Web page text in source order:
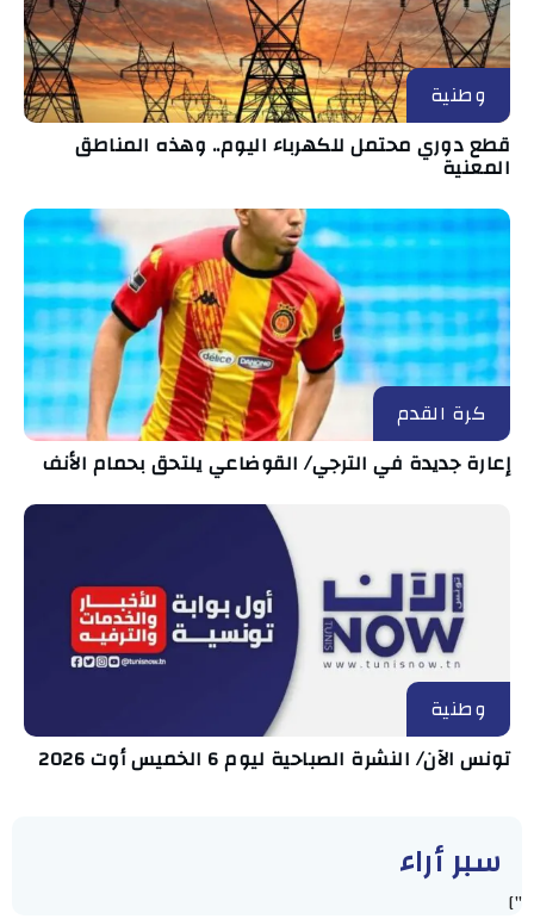
وطنية
قطع دوري محتمل للكهرباء اليوم.. وهذه المناطق
المعنية
كرة القدم
إعارة جديدة في الترجي/ القوضاعي يلتحق بحمام الأنف
وطنية
تونس الآن/ النشرة الصباحية ليوم 6 الخميس أوت 2026
سبر أراء
"]